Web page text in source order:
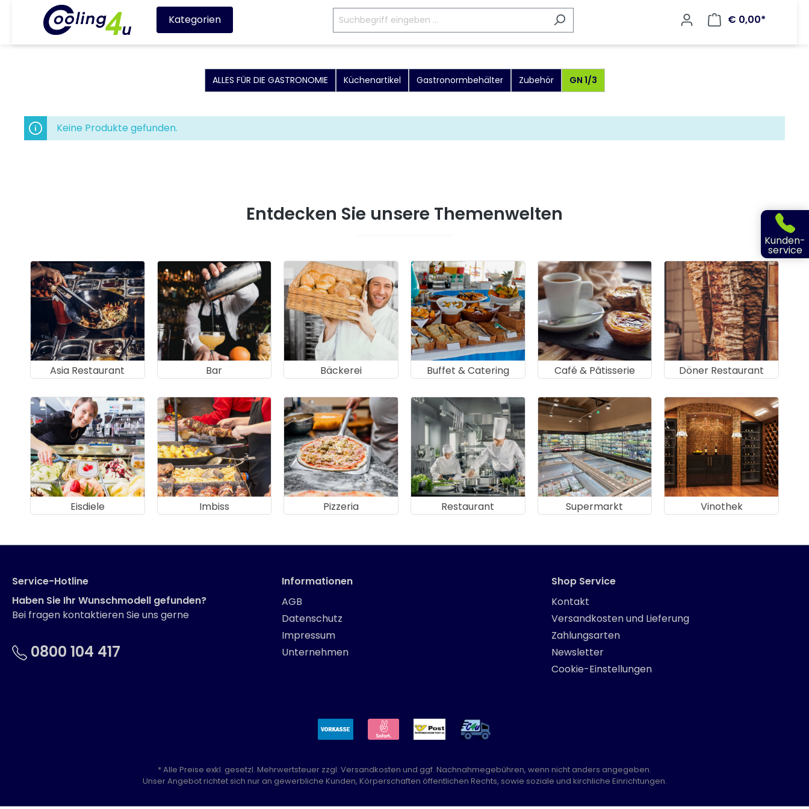
Kunden-
service
Kategorien € 0,00*
ALLES FÜR DIE GASTRONOMIE Küchenartikel Gastronormbehälter Zubehör GN 1/3
Keine Produkte gefunden.
Entdecken Sie unsere Themenwelten
Asia Restaurant Bar Bäckerei Buffet & Catering Café & Pâtisserie Döner Restaurant
Eisdiele Imbiss Pizzeria Restaurant Supermarkt Vinothek
Service-Hotline
Haben Sie Ihr Wunschmodell gefunden?
Bei fragen kontaktieren Sie uns gerne
0800 104 417
Informationen
AGB
Datenschutz
Impressum
Unternehmen
Shop Service
Kontakt
Versandkosten und Lieferung
Zahlungsarten
Newsletter
Cookie-Einstellungen
* Alle Preise exkl. gesetzl. Mehrwertsteuer zzgl. Versandkosten und ggf. Nachnahmegebühren, wenn nicht anders angegeben.
Unser Angebot richtet sich nur an gewerbliche Kunden, Körperschaften öffentlichen Rechts, sowie soziale und kirchliche Einrichtungen.